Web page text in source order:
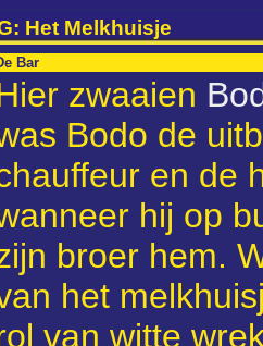
Het Melkhuisje
Bar
zwaaien
Bodo de
en de
hij op
broer hem.
het
van witte